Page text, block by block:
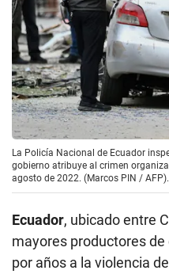
La Policía Nacional de Ecuador
gobierno atribuye al crimen
agosto de 2022. (Marcos PIN / AFP).
Ecuador, ubicado entre
mayores productores
por años a la violencia